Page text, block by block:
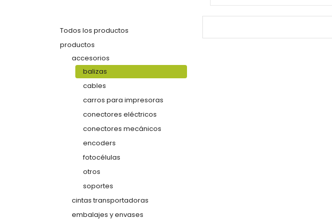
Todos los productos
productos
accesorios
balizas
cables
carros para impresoras
conectores eléctricos
conectores mecánicos
encoders
fotocélulas
otros
soportes
cintas transportadoras
embalajes y envases